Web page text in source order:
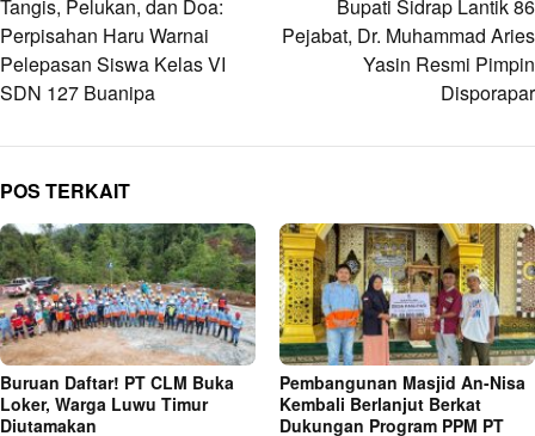
pos
Tangis, Pelukan, dan Doa:
Perpisahan Haru Warnai
Pelepasan Siswa Kelas VI
SDN 127 Buanipa
Bupati Sidrap Lantik 86
Pejabat, Dr. Muhammad Aries
Yasin Resmi Pimpin
Disporapar
POS TERKAIT
Buruan Daftar! PT CLM Buka
Loker, Warga Luwu Timur
Diutamakan
Pembangunan Masjid An-Nisa
Kembali Berlanjut Berkat
Dukungan Program PPM PT